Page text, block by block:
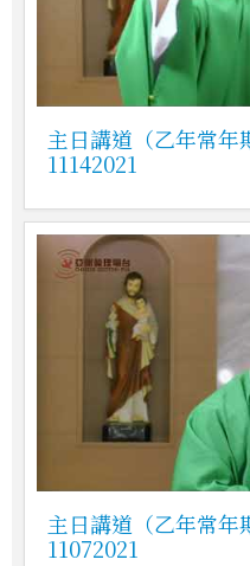
主日講道（乙年常年
11142021
主日講道（乙年常年
11072021